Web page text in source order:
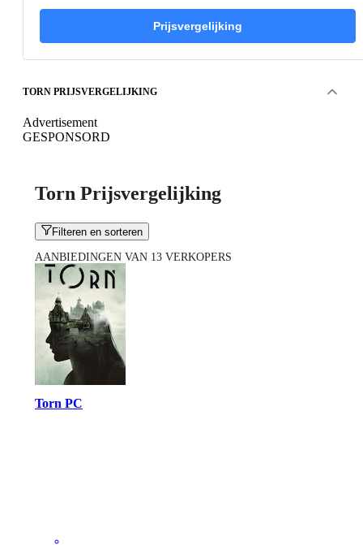
Prijsvergelijking
TORN PRIJSVERGELIJKING
Advertisement
GESPONSORD
Torn Prijsvergelijking
Filteren en sorteren
AANBIEDINGEN VAN 13 VERKOPERS
Torn PC